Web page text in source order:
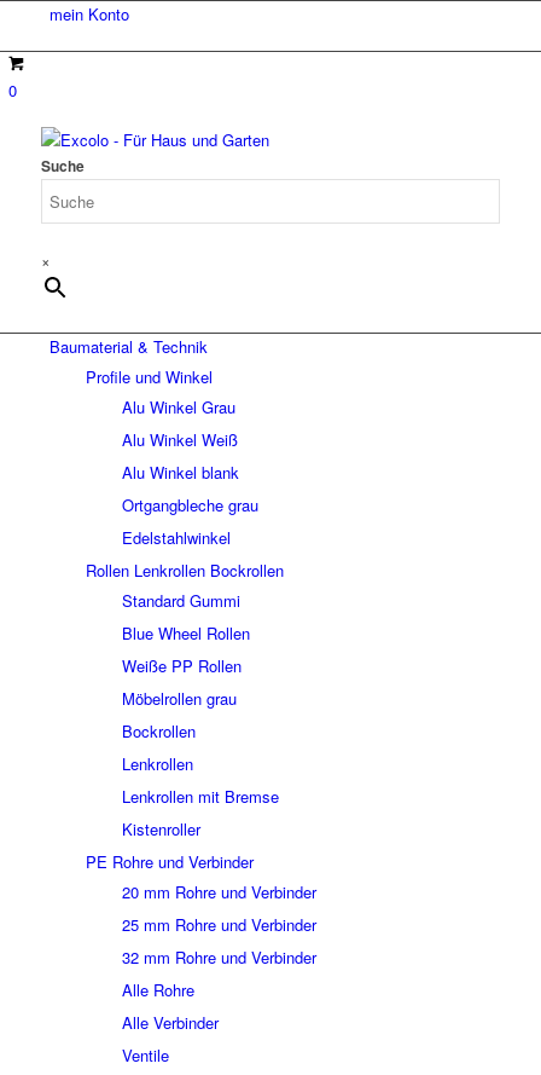
mein Konto
0
Suche
×
Baumaterial & Technik
Profile und Winkel
Alu Winkel Grau
Alu Winkel Weiß
Alu Winkel blank
Ortgangbleche grau
Edelstahlwinkel
Rollen Lenkrollen Bockrollen
Standard Gummi
Blue Wheel Rollen
Weiße PP Rollen
Möbelrollen grau
Bockrollen
Lenkrollen
Lenkrollen mit Bremse
Kistenroller
PE Rohre und Verbinder
20 mm Rohre und Verbinder
25 mm Rohre und Verbinder
32 mm Rohre und Verbinder
Alle Rohre
Alle Verbinder
Ventile